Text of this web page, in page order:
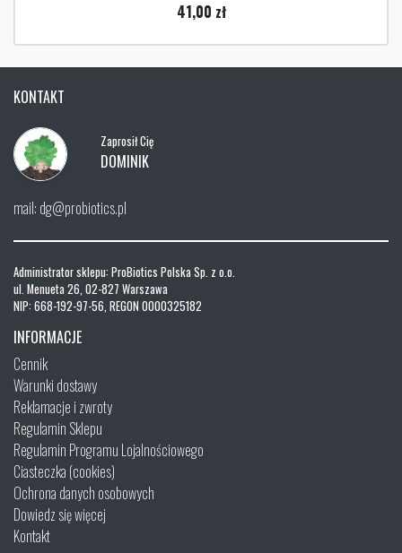
41,00 zł
KONTAKT
Zaprosił Cię
DOMINIK
mail: dg@probiotics.pl
Administrator sklepu: ProBiotics Polska Sp. z o.o.
ul. Menueta 26, 02-827 Warszawa
NIP: 668-192-97-56, REGON 0000325182
INFORMACJE
Cennik
Warunki dostawy
Reklamacje i zwroty
Regulamin Sklepu
Regulamin Programu Lojalnościowego
Ciasteczka (cookies)
Ochrona danych osobowych
Dowiedz się więcej
Kontakt